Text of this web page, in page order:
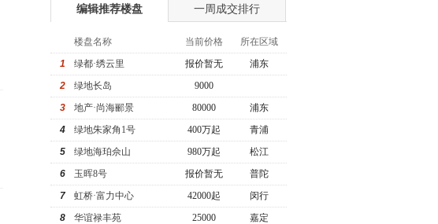
编辑推荐楼盘 一周成交排行
楼盘名称 当前价格
所在区域
1
绿都·绣云里 报价暂无
浦东
2
绿地长岛
9000
3
地产·尚海郦景 80000
浦东
4
绿地朱家角1号 400万起
青浦
5
绿地海珀佘山 980万起
松江
6
玉晖8号 报价暂无
普陀
7
虹桥·富力中心 42000起
闵行
8
华谊禄丰苑 25000 嘉定